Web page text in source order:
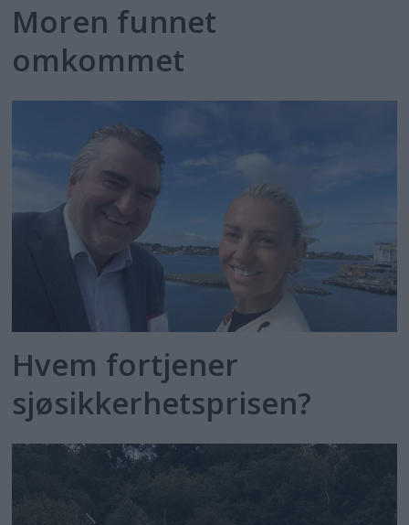
Moren funnet
omkommet
Hvem fortjener
sjøsikkerhetsprisen?